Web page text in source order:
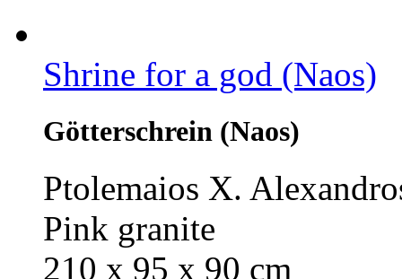
Shrine for a god (Naos)
Götterschrein (Naos)
Ptolemaios X.
Pink granite
210 x 95 x 90 cm